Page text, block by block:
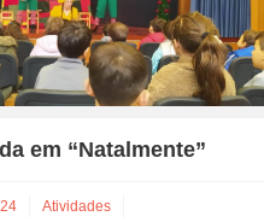
em “Natalmente”
Atividades